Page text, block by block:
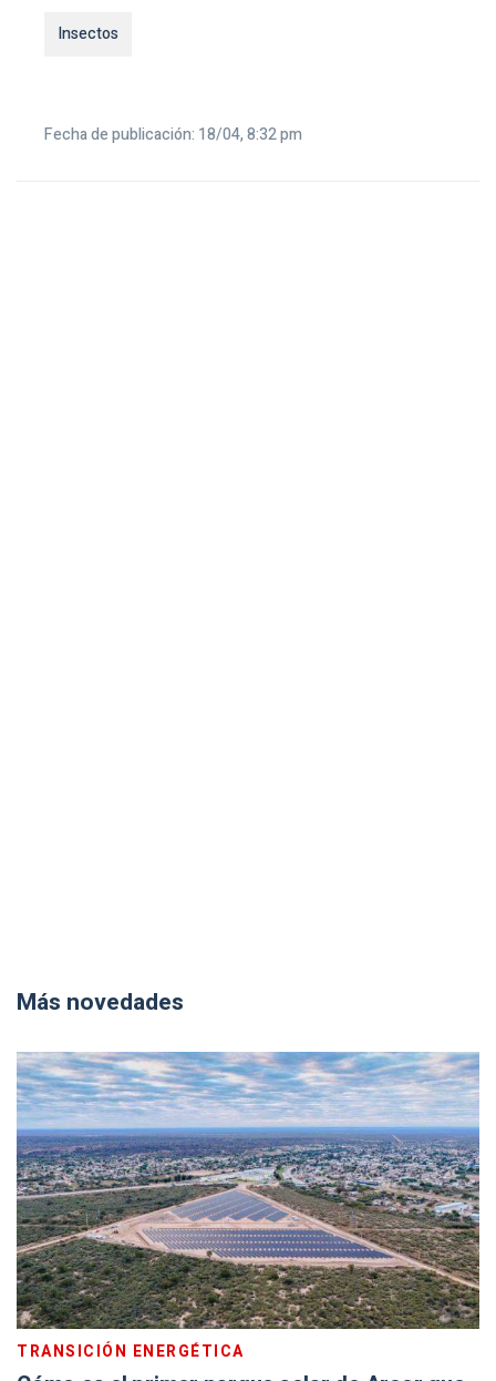
Insectos
Fecha de publicación: 18/04, 8:32 pm
Más novedades
TRANSICIÓN ENERGÉTICA